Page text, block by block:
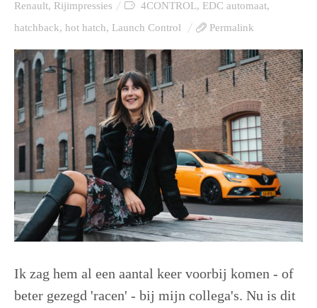
Renault, Rijimpressies 4CONTROL, EDC automaat,
hatchback, hot hatch, Launch Control Permalink
Ik zag hem al een aantal keer voorbij komen - of
beter gezegd 'racen' - bij mijn collega's. Nu is dit